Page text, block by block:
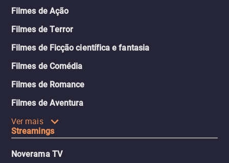
Filmes de Ação
Filmes de Terror
Filmes de Ficção científica e fantasia
Filmes de Comédia
Filmes de Romance
Filmes de Aventura
Ver mais
Streamings
Noverama TV